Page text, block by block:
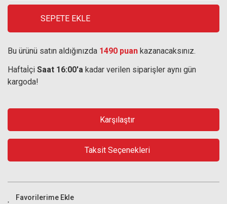
SEPETE EKLE
Bu ürünü satın aldığınızda 1490 puan kazanacaksınız.
Haftaİçi Saat 16:00'a kadar verilen siparişler aynı gün
kargoda!
Karşılaştır
Taksit Seçenekleri